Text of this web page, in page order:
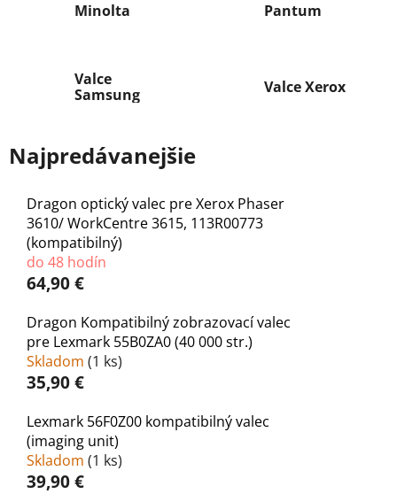
Minolta Pantum
Valce
Samsung
Valce Xerox
Najpredávanejšie
Dragon optický valec pre Xerox Phaser
3610/ WorkCentre 3615, 113R00773
(kompatibilný)
do 48 hodín
64,90 €
Dragon Kompatibilný zobrazovací valec
pre Lexmark 55B0ZA0 (40 000 str.)
Skladom (1 ks)
35,90 €
Lexmark 56F0Z00 kompatibilný valec
(imaging unit)
Skladom (1 ks)
39,90 €